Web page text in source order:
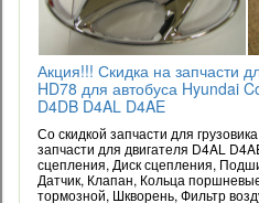
Акция!!! Скидка на запчасти
HD78 для автобуса Hyundai
D4DB D4AL D4AE
Со скидкой запчасти для
запчасти для двигателя D4AL
сцепления, Диск сцепления,
Датчик, Клапан, Кольца
тормозной, Шкворень, Фильтр